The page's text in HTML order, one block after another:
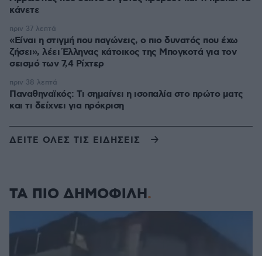
κάνετε
«Είναι η στιγμή που παγώνεις, ο πιο δυνατός που έχω
ζήσει», λέει Έλληνας κάτοικος της Μπογκοτά για τον
σεισμό των 7,4 Ρίχτερ
πριν 37 λεπτά
Παναθηναϊκός: Τι σημαίνει η ισοπαλία στο πρώτο ματς
και τι δείχνει για πρόκριση
πριν 38 λεπτά
ΔΕΙΤΕ ΟΛΕΣ ΤΙΣ ΕΙΔΗΣΕΙΣ
ΤΑ ΠΙΟ ΔΗΜΟΦΙΛΗ